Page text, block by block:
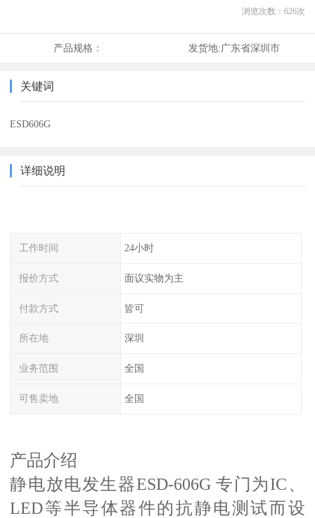
浏览次数： 626次
产品规格： 发货地:广东省深圳市
关键词
ESD606G
详细说明
工作时间 24小时
报价方式 面议实物为主
付款方式 皆可
所在地 深圳
业务范围 全国
可售卖地 全国
产品介绍
静电放电发生器ESD-606G 专门为IC、
LED等半导体器件的抗静电测试而设